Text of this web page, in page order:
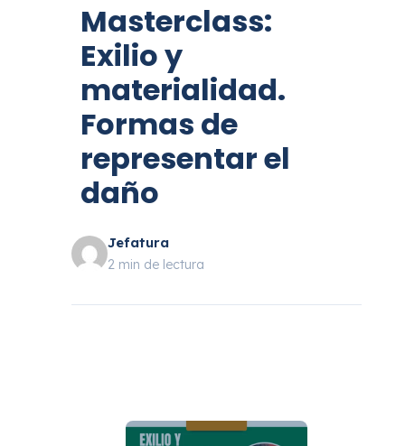
Masterclass:
Exilio y
materialidad.
Formas de
representar el
daño
Jefatura
2 min de lectura